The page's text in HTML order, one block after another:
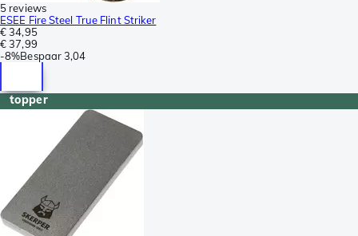
5 reviews
ESEE Fire Steel True Flint Striker
€ 34,95
€ 37,99
-8%Bespaar3,04
topper